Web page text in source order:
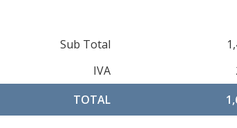
Sub Total
IVA
TOTAL